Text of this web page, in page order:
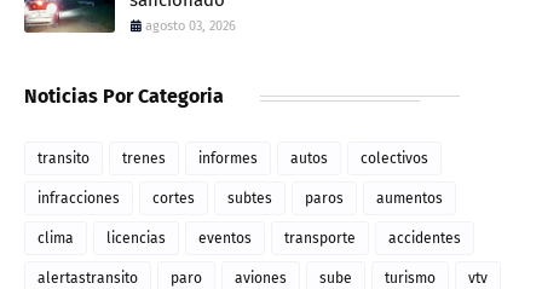
agosto 03, 2026
Noticias Por Categoria
transito trenes informes autos colectivos
infracciones cortes subtes paros aumentos
clima licencias eventos transporte accidentes
alertastransito paro aviones sube turismo vtv